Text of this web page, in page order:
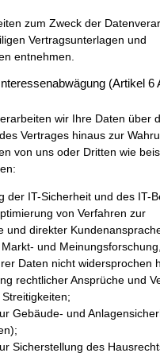
zum Zweck der
Vertragsunterlagen und
entnehmen.
(Artikel 6
wir Ihre Daten über
Vertrages hinaus zur
von uns oder Dritten wie
der IT-Sicherheit und des IT-
von Verfahren zur
und direkter
und
Daten nicht widersprochen
rechtlicher Ansprüche und
Gebäude- und
Sicherstellung des